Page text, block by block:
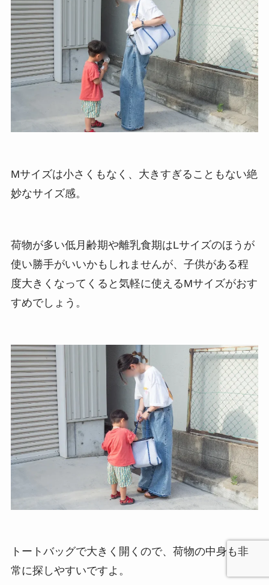
Mサイズは小さくもなく、大きすぎることもない絶
妙なサイズ感。
荷物が多い低月齢期や離乳食期はLサイズのほうが
使い勝手がいいかもしれませんが、子供がある程
度大きくなってくると気軽に使えるMサイズがおす
すめでしょう。
トートバッグで大きく開くので、荷物の中身も非
常に探しやすいですよ。